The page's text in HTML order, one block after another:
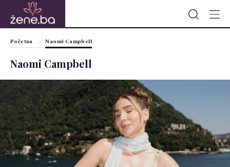
Početna Naomi Campbell
Naomi Campbell